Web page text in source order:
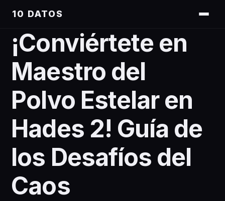
10 DATOS
¡Conviértete en
Maestro del
Polvo Estelar en
Hades 2! Guía de
los Desafíos del
Caos